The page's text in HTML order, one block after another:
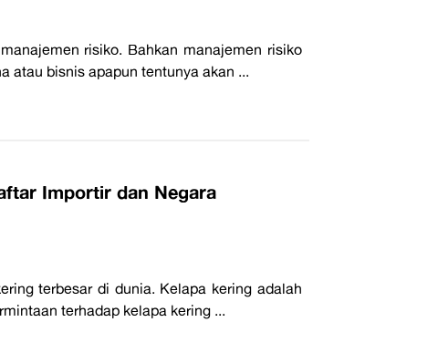
risiko. Bahkan manajemen risiko
atau bisnis apapun tentunya akan ...
Importir dan Negara
terbesar di dunia. Kelapa kering adalah
terhadap kelapa kering ...